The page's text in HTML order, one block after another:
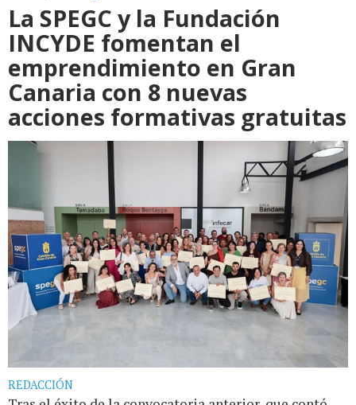
La SPEGC y la Fundación
INCYDE fomentan el
emprendimiento en Gran
Canaria con 8 nuevas
acciones formativas gratuitas
REDACCIÓN